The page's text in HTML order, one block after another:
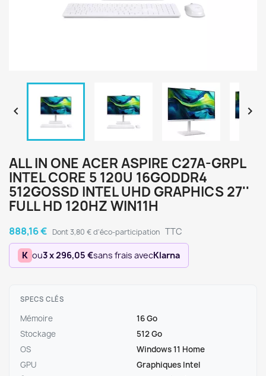
 
ALL IN ONE ACER ASPIRE C27A-GRPL
INTEL CORE 5 120U 16GODDR4
512GOSSD INTEL UHD GRAPHICS 27''
FULL HD 120HZ WIN11H
888,16 € Dont 3,80 € d'éco-participation TTC
K ou3 x 296,05 €sans frais avecKlarna
SPECS CLÉS
Mémoire
16 Go
Stockage
512 Go
OS
Windows 11 Home
GPU
Graphiques Intel